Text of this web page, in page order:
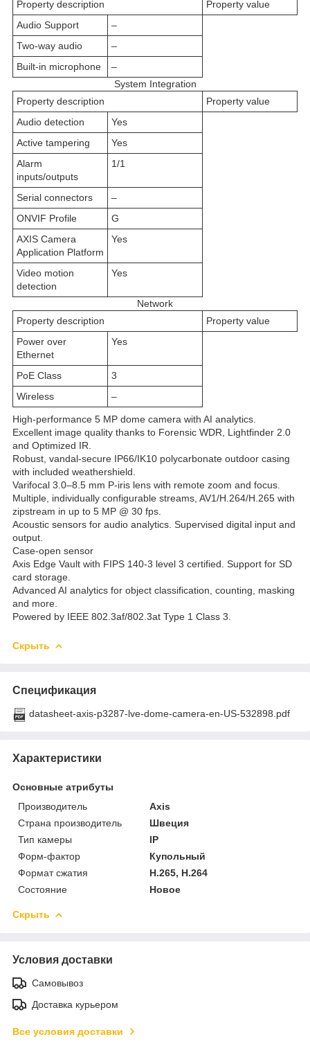
Property description
Property value
Audio Support
–
Two-way audio
–
Built-in microphone
–
System Integration
Property description
Property value
Audio detection
Yes
Active tampering
Yes
Alarm
inputs/outputs
1/1
Serial connectors
–
ONVIF Profile
G
AXIS Camera
Application Platform
Yes
Video motion
detection
Yes
Network
Property description
Property value
Power over
Ethernet
Yes
PoE Class
3
Wireless
–
High-performance 5 MP dome camera with AI analytics.
Excellent image quality thanks to Forensic WDR, Lightfinder 2.0
and Optimized IR.
Robust, vandal-secure IP66/IK10 polycarbonate outdoor casing
with included weathershield.
Varifocal 3.0–8.5 mm P-iris lens with remote zoom and focus.
Multiple, individually configurable streams, AV1/H.264/H.265 with
zipstream in up to 5 MP @ 30 fps.
Acoustic sensors for audio analytics. Supervised digital input and
output.
Case-open sensor
Axis Edge Vault with FIPS 140-3 level 3 certified. Support for SD
card storage.
Advanced AI analytics for object classification, counting, masking
and more.
Powered by IEEE 802.3af/802.3at Type 1 Class 3.
Скрыть
Спецификация
datasheet-axis-p3287-lve-dome-camera-en-US-532898.pdf
Характеристики
Основные атрибуты
Производитель
Axis
Страна производитель
Швеция
Тип камеры
IP
Форм-фактор
Купольный
Формат сжатия
H.265, H.264
Состояние
Новое
Скрыть
Условия доставки
Самовывоз
Доставка курьером
Все условия доставки